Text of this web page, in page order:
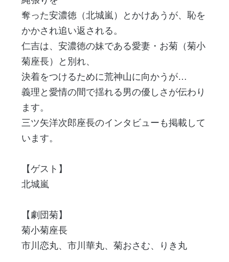
奪った安濃徳（北城嵐）とかけあうが、恥を
かかされ追い返される。
仁吉は、安濃徳の妹である愛妻・お菊（菊小
菊座長）と別れ、
決着をつけるために荒神山に向かうが…
義理と愛情の間で揺れる男の優しさが伝わり
ます。
三ツ矢洋次郎座長のインタビューも掲載して
います。
【ゲスト】
北城嵐
【劇団菊】
菊小菊座長
市川恋丸、市川華丸、菊おさむ、りき丸